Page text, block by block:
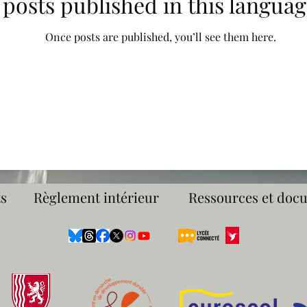
Once posts are published, you’ll see them here.
Règlement intérieur Ressources et